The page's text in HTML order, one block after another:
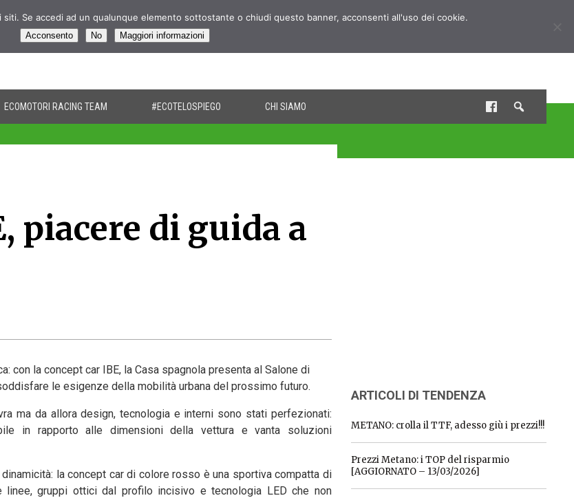
ECOMOTORI RACING TEAM #ECOTELOSPIEGO CHI SIAMO
piacere di guida a
con la concept car IBE, la Casa spagnola presenta al Salone di
le esigenze della mobilità urbana del prossimo futuro.
ma da allora design, tecnologia e interni sono stati perfezionati:
in rapporto alle dimensioni della vettura e vanta soluzioni
la concept car di colore rosso è una sportiva compatta di
gruppi ottici dal profilo incisivo e tecnologia LED che non
ARTICOLI DI TENDENZA
METANO: crolla il TTF, adesso giù i prezzi!!!
Prezzi Metano: i TOP del risparmio
[AGGIORNATO – 13/03/2026]
Se accedi ad un qualunque elemento sottostante o chiudi questo banner, acconsenti all'uso dei cookie.
Acconsento No Maggiori informazioni